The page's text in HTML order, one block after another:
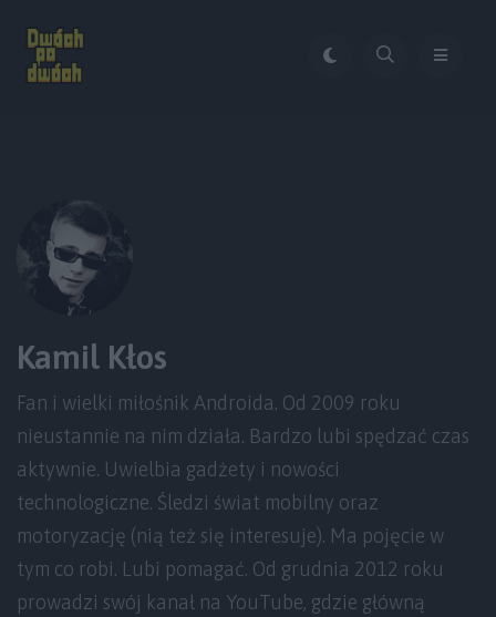
Kamil Kłos
Fan i wielki miłośnik Androida. Od 2009 roku
nieustannie na nim działa. Bardzo lubi spędzać czas
aktywnie. Uwielbia gadżety i nowości
technologiczne. Śledzi świat mobilny oraz
motoryzację (nią też się interesuje). Ma pojęcie w
tym co robi. Lubi pomagać. Od grudnia 2012 roku
prowadzi swój kanał na YouTube, gdzie główną